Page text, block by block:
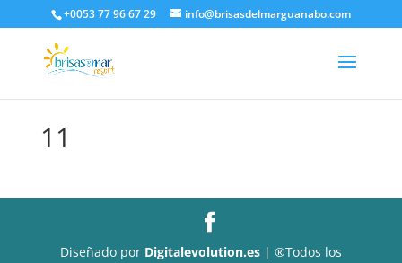
+0053 77 96 67 29 info@brisasdelmarguanabo.com
11
Diseñado por Digitalevolution.es| ®Todos los